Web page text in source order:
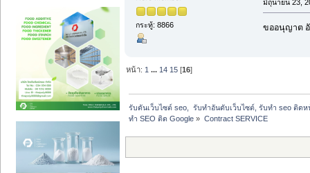
กระทู้: 8866
มิถุนายน 23,
ขออนุญาต
หน้า: 1 ... 14 15 [16]
รับดันเว็บไซต์ seo,  รับทำอันดับเว็บไซต์, รับทำ seo ติดห
ทำ SEO ติด Google » Contract SERVICE